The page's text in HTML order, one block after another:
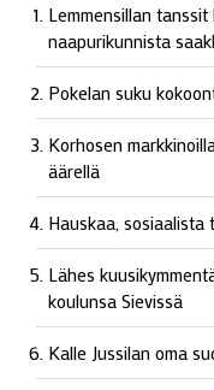
Lemmensillan
naapurikunnista
Pokelan suku
Korhosen
äärellä
Hauskaa, sosiaalista
Lähes
koulunsa Sievissä
Kalle Jussilan oma